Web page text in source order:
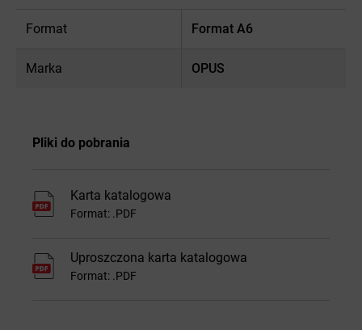
Format Format A6
Marka OPUS
Pliki do pobrania
Karta katalogowa
Format: .PDF
Uproszczona karta katalogowa
Format: .PDF